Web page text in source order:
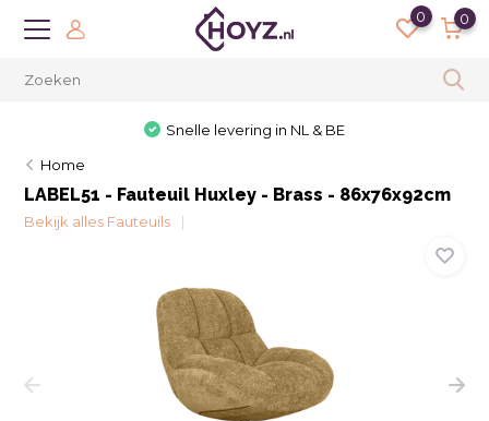
0 0
Snelle levering in NL & BE
Home
LABEL51 - Fauteuil Huxley - Brass - 86x76x92cm
Bekijk alles Fauteuils